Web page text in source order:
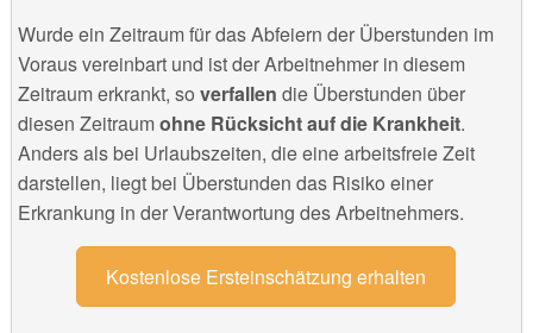
Wurde ein Zeitraum für das Abfeiern der Überstunden im
Voraus vereinbart und ist der Arbeitnehmer in diesem
Zeitraum erkrankt, so verfallen die Überstunden über
diesen Zeitraumohne Rücksicht auf die Krankheit.
Anders als bei Urlaubszeiten, die eine arbeitsfreie Zeit
darstellen, liegt bei Überstunden das Risiko einer
Erkrankung in der Verantwortung des Arbeitnehmers.
Kostenlose Ersteinschätzung erhalten